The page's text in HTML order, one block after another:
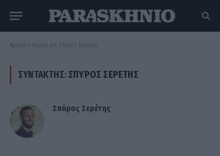
Αρχική » Αρχεία για Σπύρος Σερέτης
ΣΥΝΤΆΚΤΗΣ: ΣΠΎΡΟΣ ΣΕΡΈΤΗΣ
Σπύρος Σερέτης